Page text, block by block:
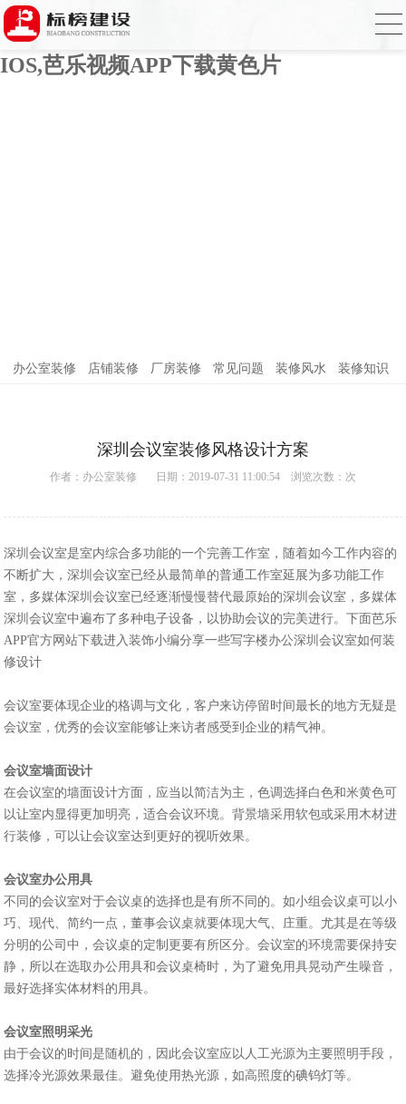
芭乐APP官方网站下载进入,芭乐APP下载
网址进入18免费破解,芭乐视频APP下载
IOS,芭乐视频APP下载黄色片
办公室装修 店铺装修 厂房装修 常见问题 装修风水 装修知识
深圳会议室装修风格设计方案
作者： 办公室装修 日期：2019-07-31 11:00:54 浏览次数： 次
深圳会议室是室内综合多功能的一个完善工作室，随着如今工作内容的
不断扩大，深圳会议室已经从最简单的普通工作室延展为多功能工作
室，多媒体深圳会议室已经逐渐慢慢替代最原始的深圳会议室，多媒体
深圳会议室中遍布了多种电子设备，以协助会议的完美进行。下面芭乐
APP官方网站下载进入装饰小编分享一些写字楼办公深圳会议室如何装
修设计
会议室要体现企业的格调与文化，客户来访停留时间最长的地方无疑是
会议室，优秀的会议室能够让来访者感受到企业的精气神。
会议室墙面设计
在会议室的墙面设计方面，应当以简洁为主，色调选择白色和米黄色可
以让室内显得更加明亮，适合会议环境。背景墙采用软包或采用木材进
行装修，可以让会议室达到更好的视听效果。
会议室办公用具
不同的会议室对于会议桌的选择也是有所不同的。如小组会议桌可以小
巧、现代、简约一点，董事会议桌就要体现大气、庄重。尤其是在等级
分明的公司中，会议桌的定制更要有所区分。会议室的环境需要保持安
静，所以在选取办公用具和会议桌椅时，为了避免用具晃动产生噪音，
最好选择实体材料的用具。
会议室照明采光
由于会议的时间是随机的，因此会议室应以人工光源为主要照明手段，
选择冷光源效果最佳。避免使用热光源，如高照度的碘钨灯等。